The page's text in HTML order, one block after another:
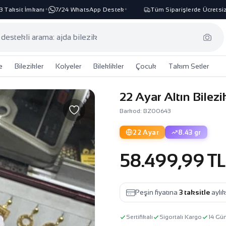
İmkanı ✦ 7/24 WhatsApp Destek✦ Tüm Siparişlerde Ücretsiz
Bilezikler Kolyeler Bileklikler Çocuk Takım Setler
22 Ayar Altın
Barkod: BZ00643
22 Ayar 8.43 gr
58.499,99 TL
Peşin fiyatına3 taksitle aylık
Sertifikalı Sigortalı Kargo 14